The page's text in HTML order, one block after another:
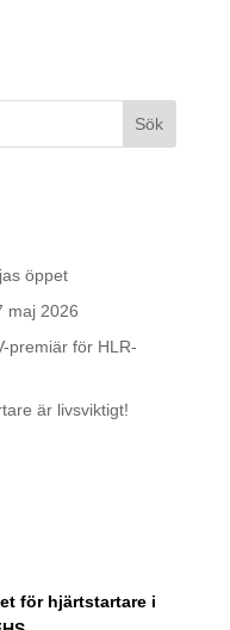
Sök
öppet
maj 2026
premiär för HLR-
är livsviktigt!
för hjärtstartare i